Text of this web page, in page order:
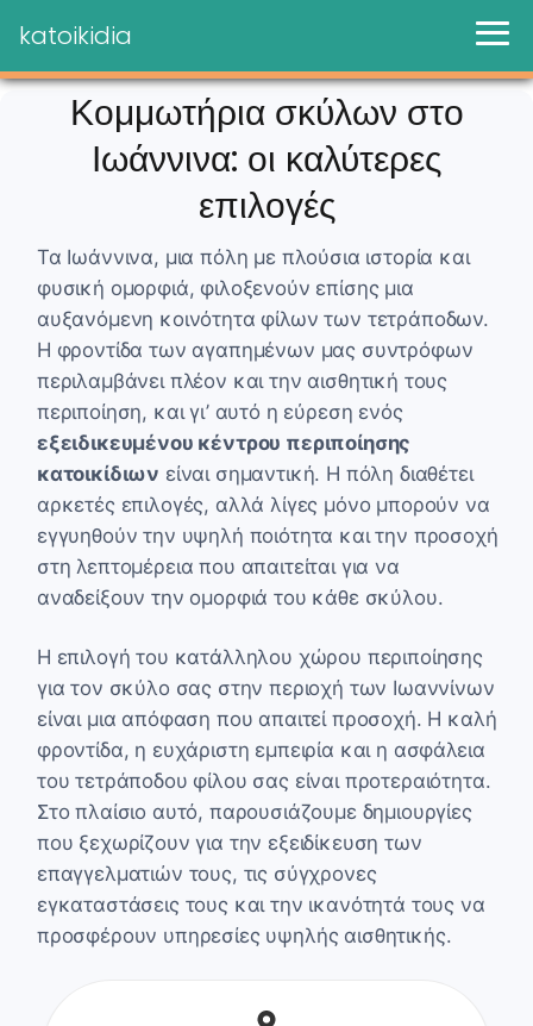
katoikidia
Κομμωτήρια σκύλων στο
Ιωάννινα: οι καλύτερες
επιλογές
Τα Ιωάννινα, μια πόλη με πλούσια ιστορία και
φυσική ομορφιά, φιλοξενούν επίσης μια
αυξανόμενη κοινότητα φίλων των τετράποδων.
Η φροντίδα των αγαπημένων μας συντρόφων
περιλαμβάνει πλέον και την αισθητική τους
περιποίηση, και γι’ αυτό η εύρεση ενός
εξειδικευμένου κέντρου περιποίησης
κατοικίδιων είναι σημαντική. Η πόλη διαθέτει
αρκετές επιλογές, αλλά λίγες μόνο μπορούν να
εγγυηθούν την υψηλή ποιότητα και την προσοχή
στη λεπτομέρεια που απαιτείται για να
αναδείξουν την ομορφιά του κάθε σκύλου.
Η επιλογή του κατάλληλου χώρου περιποίησης
για τον σκύλο σας στην περιοχή των Ιωαννίνων
είναι μια απόφαση που απαιτεί προσοχή. Η καλή
φροντίδα, η ευχάριστη εμπειρία και η ασφάλεια
του τετράποδου φίλου σας είναι προτεραιότητα.
Στο πλαίσιο αυτό, παρουσιάζουμε δημιουργίες
που ξεχωρίζουν για την εξειδίκευση των
επαγγελματιών τους, τις σύγχρονες
εγκαταστάσεις τους και την ικανότητά τους να
προσφέρουν υπηρεσίες υψηλής αισθητικής.